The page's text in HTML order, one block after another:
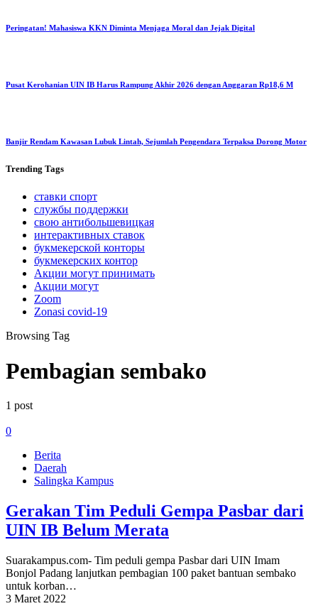
Peringatan! Mahasiswa KKN Diminta Menjaga Moral dan Jejak Digital
Pusat Kerohanian UIN IB Harus Rampung Akhir 2026 dengan Anggaran Rp18,6 M
Banjir Rendam Kawasan Lubuk Lintah, Sejumlah Pengendara Terpaksa Dorong Motor
Trending Tags
ставки спорт
службы поддержки
свою антибольшевицкая
интерактивных ставок
букмекерской конторы
букмекерских контор
Акции могут принимать
Акции могут
Zoom
Zonasi covid-19
Browsing Tag
Pembagian sembako
1 post
0
Berita
Daerah
Salingka Kampus
Gerakan Tim Peduli Gempa Pasbar dari
UIN IB Belum Merata
Suarakampus.com- Tim peduli gempa Pasbar dari UIN Imam
Bonjol Padang lanjutkan pembagian 100 paket bantuan sembako
untuk korban…
3 Maret 2022